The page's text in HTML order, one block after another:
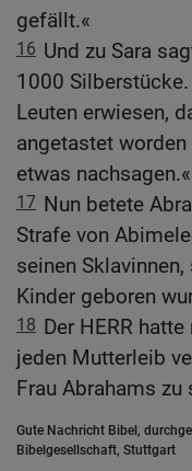
gefällt.«
16 Und zu Sara
1000
Leuten erwiesen,
angetastet
etwas nachsagen.«
17 Nun betete
Strafe von
seinen
Kinder geboren
18 Der HERR
jeden Mutterleib
Frau Abrahams
Gute Nachricht Bibel,
Bibelgesellschaft, Stuttgart